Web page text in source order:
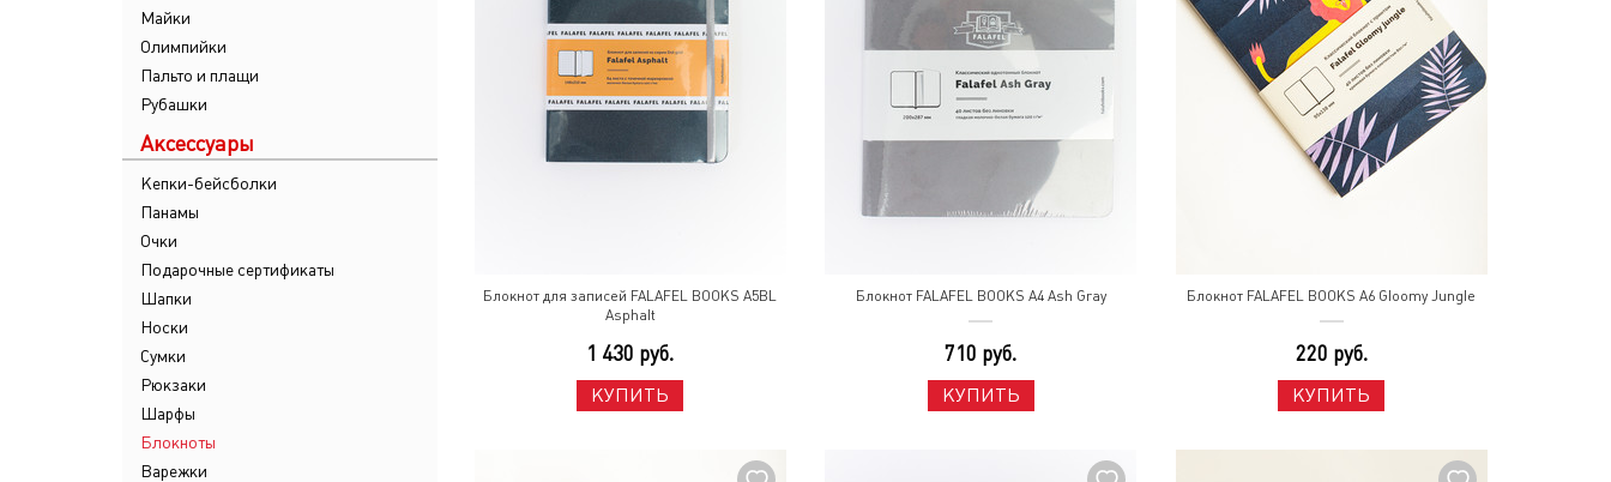
Майки
Олимпийки
Пальто и плащи
Рубашки
Аксессуары
Кепки-бейсболки
Панамы
Очки
Подарочные сертификаты
Шапки
Носки
Сумки
Рюкзаки
Шарфы
Блокноты
Варежки
Блокнот для записей FALAFEL BOOKS A5BL
Asphalt
1 430 руб.
КУПИТЬ
Блокнот FALAFEL BOOKS A4 Ash Gray
710 руб.
КУПИТЬ
Блокнот FALAFEL BOOKS A6 Gloomy Jungle
220 руб.
КУПИТЬ